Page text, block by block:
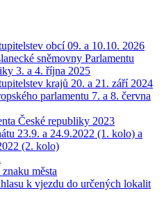
obcí 09. a 10.10. 2026
sněmovny Parlamentu
3. a 4. října 2025
krajů 20. a 21. září 2024
parlamentu 7. a 8. června
České republiky 2023
23.9. a 24.9.2022 (1. kolo) a
(2. kolo)
města
k vjezdu do určených lokalit